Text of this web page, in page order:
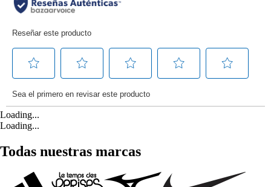
Loading...
Loading...
Todas nuestras marcas